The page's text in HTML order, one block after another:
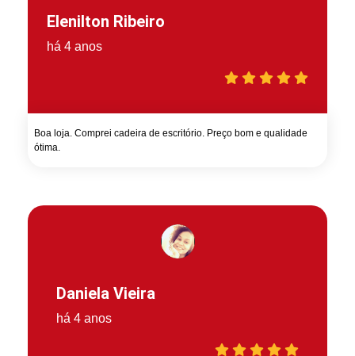
Elenilton Ribeiro
há 4 anos
Boa loja. Comprei cadeira de escritório. Preço bom e qualidade
ótima.
Daniela Vieira
há 4 anos